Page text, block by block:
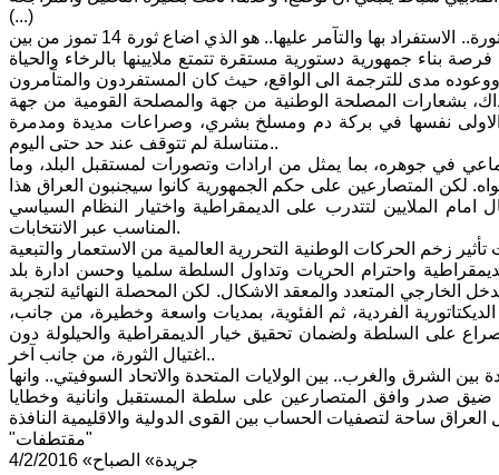
(...)
اقول، ومن باب المعاينة الموضوعية بان الصراع على سلطة الجمهورية بين فرقاء الثورة.. الاستفراد بها والتآمر عليها.. هو الذي اضاع ثورة 14 تموز من بين
بناء جمهورية دستورية مستقرة تتمتع ملايينها بالرخاء والحياة
ووعوده مدى للترجمة الى الواقع، حيث كان المستفردون والمتآمرون
بشعارات المصلحة الوطنية من جهة والمصلحة القومية من جهة
نفسها في بركة دم ومسلخ بشري، وصراعات مديدة ومدمرة
متناسلة لم تتوقف عند حد حتى اليوم..
في جوهره، بما يمثل من ارادات وتصورات لمستقبل البلد، وما
لكن المتصارعين على حكم الجمهورية كانوا سيجنبون العراق هذا
الملايين لتتدرب على الديمقراطية واختيار النظام السياسي
المناسب عبر الانتخابات.
زخم الحركات الوطنية التحررية العالمية من الاستعمار والتبعية
واحترام الحريات وتداول السلطة سلميا وحسن ادارة بلد
الخارجي المتعدد والمعقد الاشكال. لكن المحصلة النهائية لتجربة
الفردية، ثم الفئوية، بمديات واسعة وخطيرة، من جانب،
على السلطة ولضمان تحقيق خيار الديمقراطية والحيلولة دون
اغتيال الثورة، من جانب آخر..
الحرب الباردة بين الشرق والغرب.. بين الولايات المتحدة والاتحاد السوفيتي.. وانها
ضيق صدر وافق المتصارعين على سلطة المستقبل وانانية وخطايا
"مقتطفات"
جريدة» الصباح» 4/2/2016